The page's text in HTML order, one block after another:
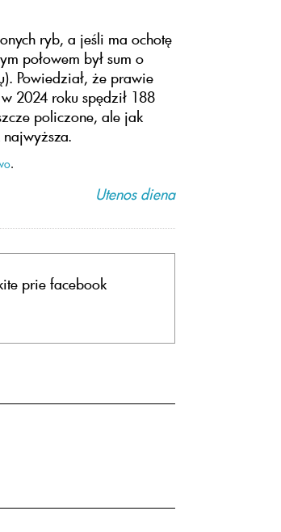
ryb, a jeśli ma ochotę
połowem był sum o
Powiedział, że prawie
2024 roku spędził 188
policzone, ale jak
.
Utenos diena
prie facebook